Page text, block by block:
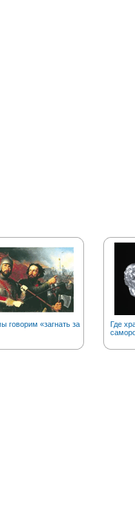
говорим «загнать за
Где